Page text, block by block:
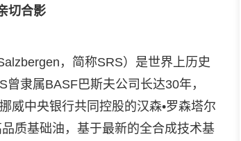
切合影
，简称SRS）是世界上历史
隶属BASF巴斯夫公司长达30年，
威中央银行共同控股的汉森•罗森塔尔
质基础油，基于最新的全合成技术基